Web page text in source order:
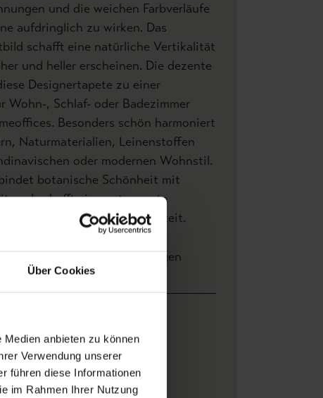
Über Cookies
anbieten zu können
Verwendung unserer
führen diese Informationen
im Rahmen Ihrer Nutzung
und die weichen Farbverläufe
aufdringlich zu wirken. Das
schafft eine natürliche Vertikalität
und heller erscheinen. Die dezente
Designertapete zu einer
Wohn-, Schlaf- oder Badezimmer
Besonders schön harmoniert
Naturmaterialien, Leinenstoffen
oder modernen Wohnstil.
botanische Schönheit mit
und schafft eine entspannte
voller Frische und Natürlichkeit.
Versand und
Zahlung
Bewertungen
0,76 m
0,38 m
Sanderson